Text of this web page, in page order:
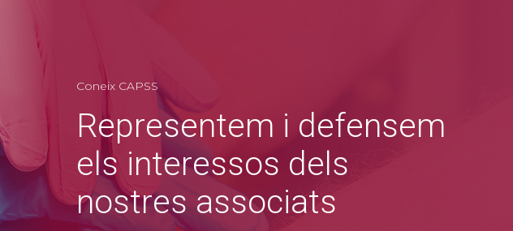
Coneix CAPSS
Representem i defensem
els interessos dels
nostres associats